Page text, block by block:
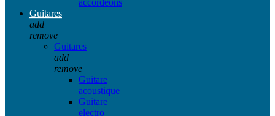
Guitares
add
remove
Guitares
add
remove
Guitare
acoustique
Guitare
electro